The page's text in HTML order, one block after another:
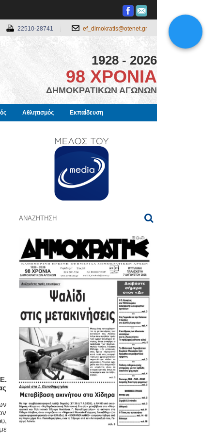
22510-28741 ef_dimokratis@otenet.gr
1928 - 2026
98 ΧΡΟΝΙΑ
ΔΗΜΟΚΡΑΤΙΚΩΝ ΑΓΩΝΩΝ
Αθλητισμός Εκπαίδευση